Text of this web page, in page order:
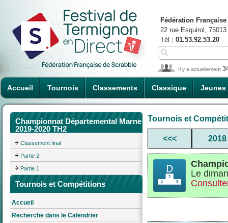
Accueil Tournois Classements Classique Jeunes
Fédération
22 rue Esquirol,
Tél : 01.53.92.53.20
Il y a actuellement
Championnat Départemental Marne
2019-2020 TH2
Classement final
Partie 2
Partie 1
Tournois et Compétitions
Accueil
Recherche dans le Calendrier
Tournois et
<<< 2018
Le